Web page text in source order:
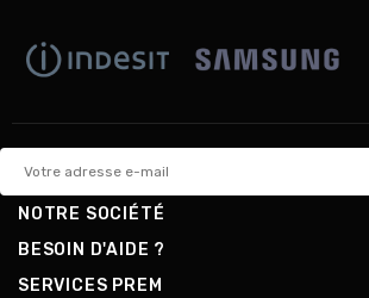
NOTRE SOCIÉTÉ
BESOIN D'AIDE ?
SERVICES PREM